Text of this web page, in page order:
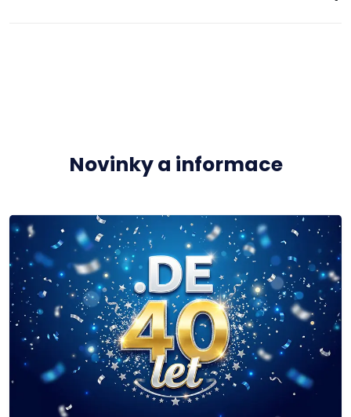
Novinky a informace